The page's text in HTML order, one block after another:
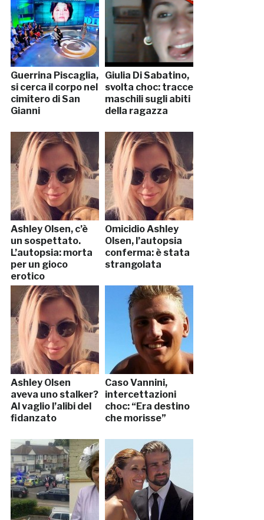
Guerrina Piscaglia,
si cerca il corpo nel
cimitero di San
Gianni
Giulia Di Sabatino,
svolta choc: tracce
maschili sugli abiti
della ragazza
Ashley Olsen, c’è
un sospettato.
L’autopsia: morta
per un gioco
erotico
Omicidio Ashley
Olsen, l’autopsia
conferma: è stata
strangolata
Ashley Olsen
aveva uno stalker?
Al vaglio l’alibi del
fidanzato
Caso Vannini,
intercettazioni
choc: “Era destino
che morisse”